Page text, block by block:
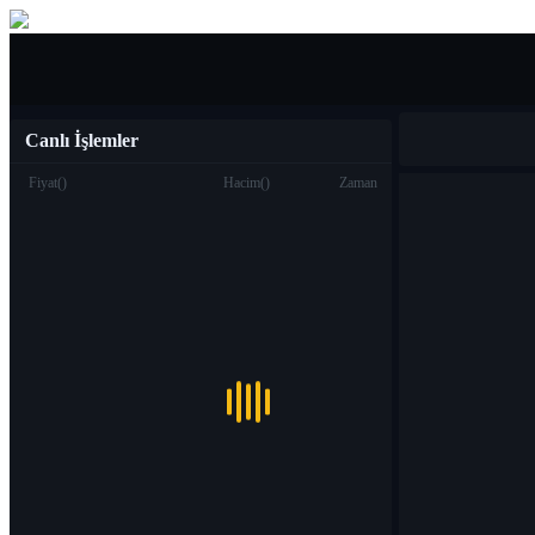
Canlı İşlemler
Fiyat() Hacim() Zaman